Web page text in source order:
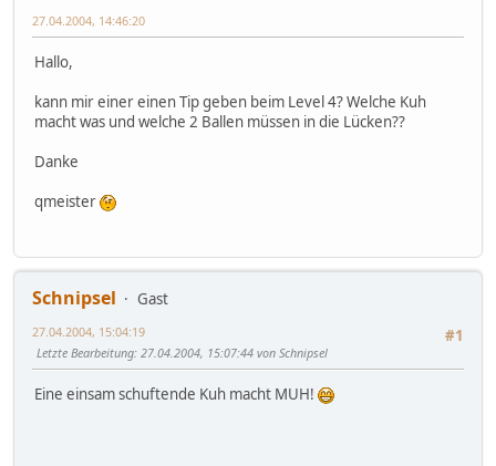
27.04.2004, 14:46:20
Hallo,
kann mir einer einen Tip geben beim Level 4? Welche Kuh
macht was und welche 2 Ballen müssen in die Lücken??
Danke
qmeister
Schnipsel
Gast
#1
27.04.2004, 15:04:19
Letzte Bearbeitung: 27.04.2004, 15:07:44 von Schnipsel
Eine einsam schuftende Kuh macht MUH!